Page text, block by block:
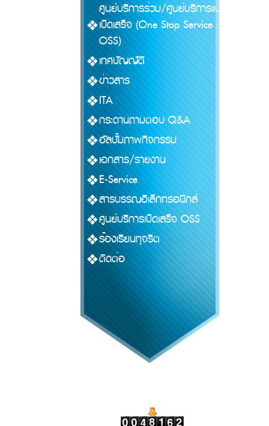
ศูนย์บริการร่วม/ศูนย์บริการแบบ
เบ็ดเสร็จ (One Stop Service :
OSS)
เทศบัญญัติ
ข่าวสาร
ITA
กระดานถามตอบ Q&A
อัลบั้มภาพกิจกรรม
เอกสาร/รายงาน
E-Service
สารบรรณอิเล็กทรอนิกส์
ศูนย์บริการเบ็ดเสร็จ OSS
ร้องเรียนทุจริต
ติดต่อ